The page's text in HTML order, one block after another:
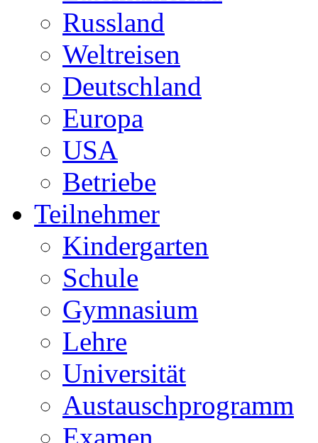
Russland
Weltreisen
Deutschland
Europa
USA
Betriebe
Teilnehmer
Kindergarten
Schule
Gymnasium
Lehre
Universität
Austauschprogramm